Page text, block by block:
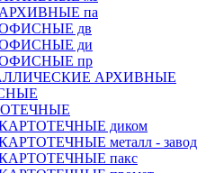
па
дв
ди
пр
АРХИВНЫЕ
диком
металл - завод
пакс